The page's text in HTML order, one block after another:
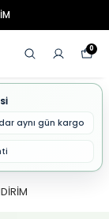
0
aynı gün kargo